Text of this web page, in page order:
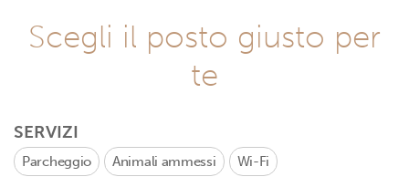
Scegli il posto giusto per
te
SERVIZI
Parcheggio Animali ammessi Wi-Fi